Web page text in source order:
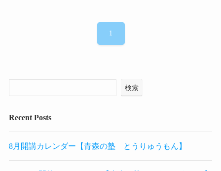
1
検索
Recent Posts
8月開講カレンダー【青森の塾 とうりゅうもん】